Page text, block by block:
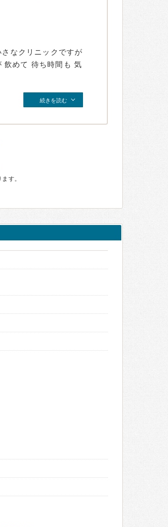
なクリニックですが
飲めて 待ち時間も 気
続きを読む
す。